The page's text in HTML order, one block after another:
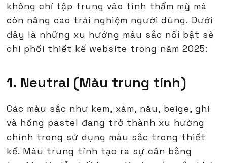
không chỉ tập trung vào tính thẩm mỹ mà
còn nâng cao trải nghiệm người dùng. Dưới
đây là những xu hướng màu sắc nổi bật sẽ
chi phối thiết kế website trong năm 2025:
1. Neutral (Màu trung tính)
Các màu sắc như kem, xám, nâu, beige, ghi
và hồng pastel đang trở thành xu hướng
chính trong sử dụng màu sắc trong thiết
kế. Màu trung tính tạo ra sự cân bằng